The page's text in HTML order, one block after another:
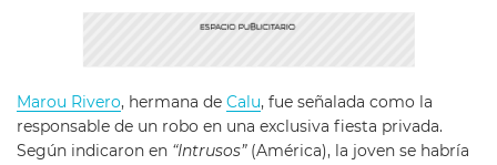
Marou Rivero, hermana de Calu, fue señalada como la
responsable de un robo en una exclusiva fiesta privada.
Según indicaron en “Intrusos”(América), la joven se habría